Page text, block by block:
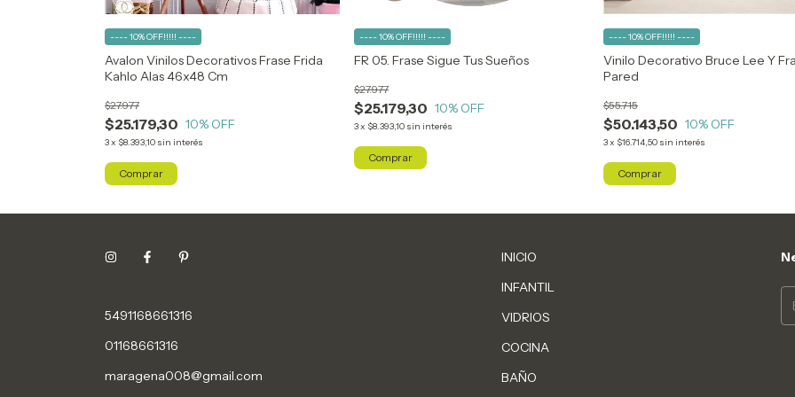
Avalon Vinilos Decorativos Frase Frida
Kahlo Alas 46x48 Cm
$25.179,30
$27.977
10% OFF
3x $8.393,10 sin interés
---- 10% OFF!!!!! ----
FR 05. Frase Sigue Tus Sueños
$25.179,30
$27.977
10% OFF
3x $8.393,10 sin interés
---- 10% OFF!!!!! ----
Comprar
Vinilo Decorativo Bruce Lee Y
Pared
$50.143,50
$55.715
10% OFF
3x $16.714,50 sin interés
---- 10% OFF!!!!! ----
5491168661316
01168661316
maragena008@gmail.com
INICIO
INFANTIL
VIDRIOS
COCINA
BAÑO